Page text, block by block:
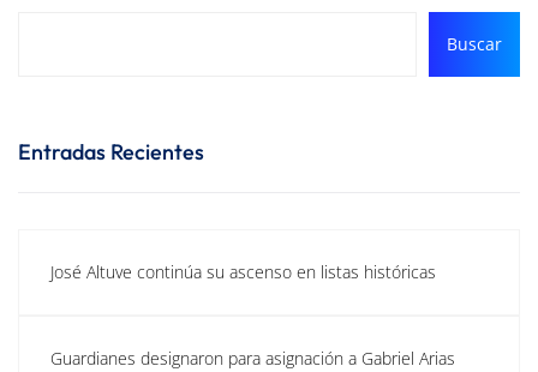
Buscar
Entradas Recientes
José Altuve continúa su ascenso en listas históricas
Guardianes designaron para asignación a Gabriel Arias